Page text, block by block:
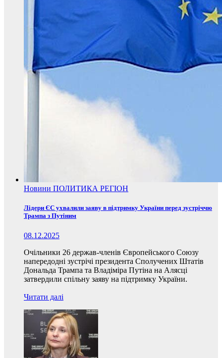
Новини ПОЛИТИКА РЕГІОН
Лідери ЄС ухвалили заяву в підтримку України перед зустріччю
Трампа з Путіним
08.12.2025
Очільники 26 держав-членів Європейського Союзу
напередодні зустрічі президента Сполучених Штатів
Дональда Трампа та Владіміра Путіна на Алясці
затвердили спільну заяву на підтримку України.
Читати далі